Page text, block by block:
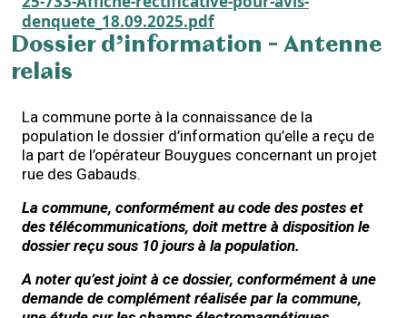
denquete_18.09.2025.pdf
Dossier d’information – Antenne
relais
La commune porte à la connaissance de la
population le dossier d’information qu’elle a reçu de
la part de l’opérateur Bouygues concernant un projet
rue des Gabauds.
La commune, conformément au code des postes et
des télécommunications, doit mettre à disposition le
dossier reçu sous 10 jours à la population.
A noter qu’est joint à ce dossier, conformément à une
demande de complément réalisée par la commune,